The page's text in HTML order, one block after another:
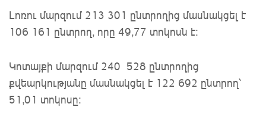
Լոռու մարզում 213 301 ընտրողից մասնակցել է
106 161 ընտրող, որը 49,77 տոկոսն է:
Կոտայքի մարզում 240 528 ընտրողից
քվեարկությանը մասնակցել է 122 692 ընտրող՝
51,01 տոկոսը: